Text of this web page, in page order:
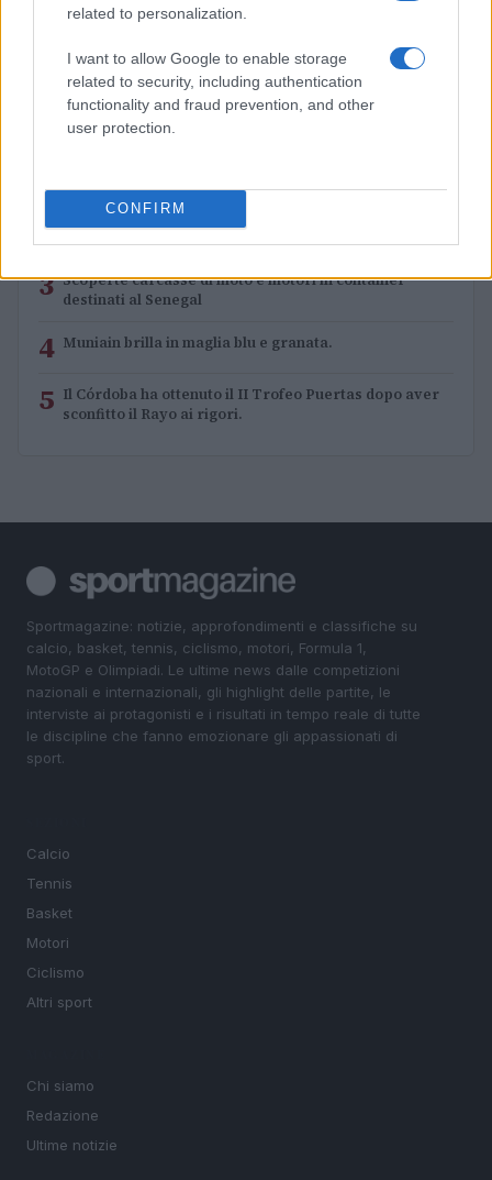
related to personalization.
I want to allow Google to enable storage
related to security, including authentication
functionality and fraud prevention, and other
user protection.
CONFIRM
Francesca Lombardi · 1 Ago 2026
PIÙ LETTI
2
Rilancio degli impianti sciistici in Val Vigezzo, Val
3 Scoperte carcasse di moto e motori in container
destinati al Senegal
4 Muniain brilla in maglia blu e granata.
5 Il Córdoba ha ottenuto il II Trofeo Puertas dopo aver
sconfitto il Rayo ai rigori.
Sportmagazine: notizie, approfondimenti e classifiche su
calcio, basket, tennis, ciclismo, motori, Formula 1,
MotoGP e Olimpiadi. Le ultime news dalle competizioni
nazionali e internazionali, gli highlight delle partite, le
interviste ai protagonisti e i risultati in tempo reale di tutte
le discipline che fanno emozionare gli appassionati di
sport.
Calcio
Tennis
Basket
Motori
Ciclismo
Altri sport
Chi siamo
Redazione
Ultime notizie